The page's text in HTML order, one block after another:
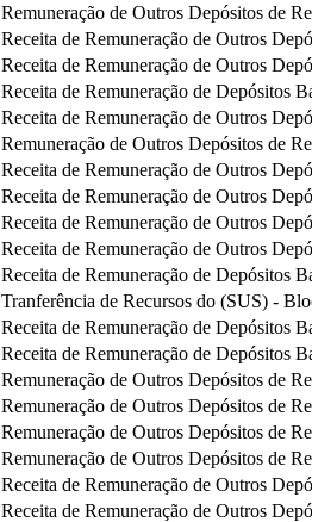
Remuneração de Outros Depósitos de
Receita de Remuneração de Outros
Receita de Remuneração de Outros
Receita de Remuneração de Depósitos
Receita de Remuneração de Outros
Remuneração de Outros Depósitos de
Receita de Remuneração de Outros
Receita de Remuneração de Outros
Receita de Remuneração de Outros
Receita de Remuneração de Outros
Receita de Remuneração de Depósitos
Tranferência de Recursos do (SUS) -
Receita de Remuneração de Depósitos
Receita de Remuneração de Depósitos
Remuneração de Outros Depósitos de
Remuneração de Outros Depósitos de
Remuneração de Outros Depósitos de
Remuneração de Outros Depósitos de
Receita de Remuneração de Outros
Receita de Remuneração de Outros